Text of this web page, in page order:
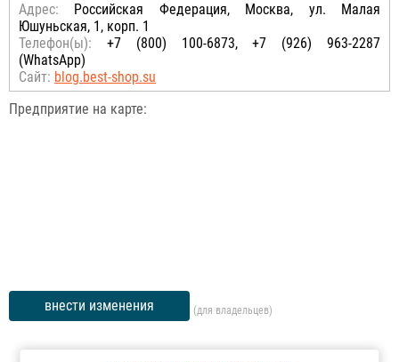
Адрес: Российcкая Федерация, Москва, ул. Малая
Юшуньская, 1, корп. 1
Телефон(ы): +7 (800) 100-6873, +7 (926) 963-2287
(WhatsApp)
Сайт: blog.best-shop.su
Предприятие на карте:
внести изменения (для владельцев)